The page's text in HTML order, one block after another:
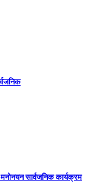
सार्वजनिक कार्यक्रम